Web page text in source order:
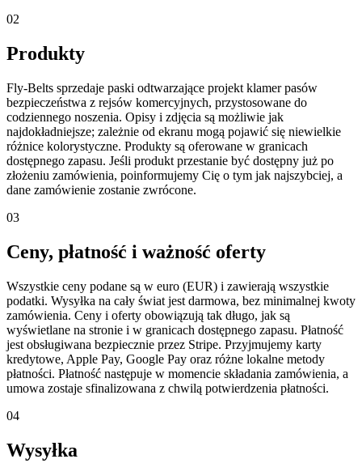
02
Produkty
Fly-Belts sprzedaje paski odtwarzające projekt klamer pasów
bezpieczeństwa z rejsów komercyjnych, przystosowane do
codziennego noszenia. Opisy i zdjęcia są możliwie jak
najdokładniejsze; zależnie od ekranu mogą pojawić się niewielkie
różnice kolorystyczne. Produkty są oferowane w granicach
dostępnego zapasu. Jeśli produkt przestanie być dostępny już po
złożeniu zamówienia, poinformujemy Cię o tym jak najszybciej, a
dane zamówienie zostanie zwrócone.
03
Ceny, płatność i ważność oferty
Wszystkie ceny podane są w euro (EUR) i zawierają wszystkie
podatki. Wysyłka na cały świat jest darmowa, bez minimalnej kwoty
zamówienia. Ceny i oferty obowiązują tak długo, jak są
wyświetlane na stronie i w granicach dostępnego zapasu. Płatność
jest obsługiwana bezpiecznie przez Stripe. Przyjmujemy karty
kredytowe, Apple Pay, Google Pay oraz różne lokalne metody
płatności. Płatność następuje w momencie składania zamówienia, a
umowa zostaje sfinalizowana z chwilą potwierdzenia płatności.
04
Wysyłka